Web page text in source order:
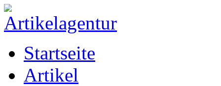
Startseite
Artikel